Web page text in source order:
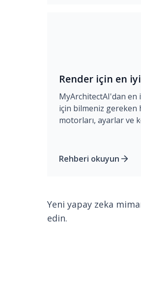
Render için en
MyArchitectAI'dan en
için bilmeniz gereken
motorları, ayarlar ve
Rehberi okuyun
Yeni yapay zeka
edin.